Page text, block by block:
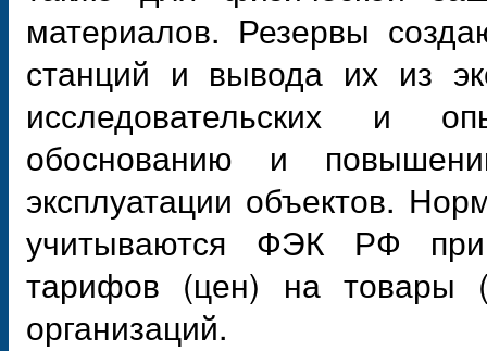
материалов. Резервы
станций и вывода их из
исследовательских и
обоснованию и
эксплуатации объектов.
учитываются ФЭК РФ при
тарифов (цен) на товары
организаций.